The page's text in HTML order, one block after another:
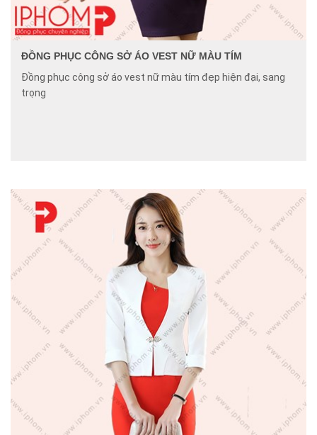
ĐỒNG PHỤC CÔNG SỞ ÁO VEST NỮ MÀU TÍM
Đồng phục công sở áo vest nữ màu tím đẹp hiện đại, sang
trọng